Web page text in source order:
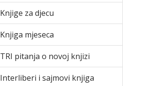
Knjige za djecu
Knjiga mjeseca
TRI pitanja o novoj knjizi
Interliberi i sajmovi knjiga